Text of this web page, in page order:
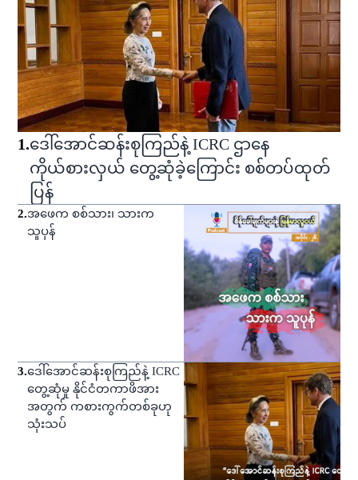
1.ဒေါ်အောင်ဆန်းစုကြည်နဲ့ ICRC ဌာနေ
ကိုယ်စားလှယ် တွေ့ဆုံခဲ့ကြောင်း စစ်တပ်ထုတ်
ပြန်
2.အဖေက စစ်သား၊ သားက
သူပုန်
3.ဒေါ်အောင်ဆန်းစုကြည်နဲ့ ICRC
တွေ့ဆုံမှု နိုင်ငံတကာဖိအား
အတွက် ကစားကွက်တစ်ခုဟု
သုံးသပ်